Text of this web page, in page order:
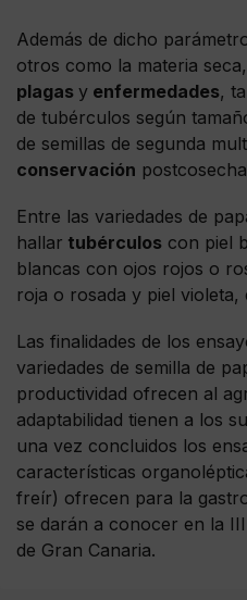
Además de dicho
otros como la materia
plagas y enfermedades,
de tubérculos según
de semillas de segunda
conservación
Entre las variedades de
hallar tubérculos con piel
blancas con ojos rojos o
roja o rosada y piel
Las finalidades de los
variedades de semilla de
productividad ofrecen al
adaptabilidad tienen a los
una vez concluidos los
características
freír) ofrecen para la
se darán a conocer en la
de Gran Canaria.